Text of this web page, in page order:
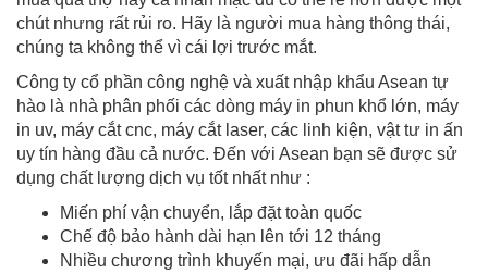
chút nhưng rất rủi ro. Hãy là người mua hàng thông thái,
chúng ta không thể vì cái lợi trước mắt.
Công ty cổ phần công nghệ và xuất nhập khẩu Asean tự
hào là nhà phân phối các dòng máy in phun khổ lớn, máy
in uv, máy cắt cnc, máy cắt laser, các linh kiện, vật tư in ấn
uy tín hàng đầu cả nước. Đến với Asean bạn sẽ được sử
dụng chất lượng dịch vụ tốt nhất như :
Miến phí vận chuyển, lắp đặt toàn quốc
Chế độ bảo hành dài hạn lên tới 12 tháng
Nhiều chương trình khuyến mại, ưu đãi hấp dẫn